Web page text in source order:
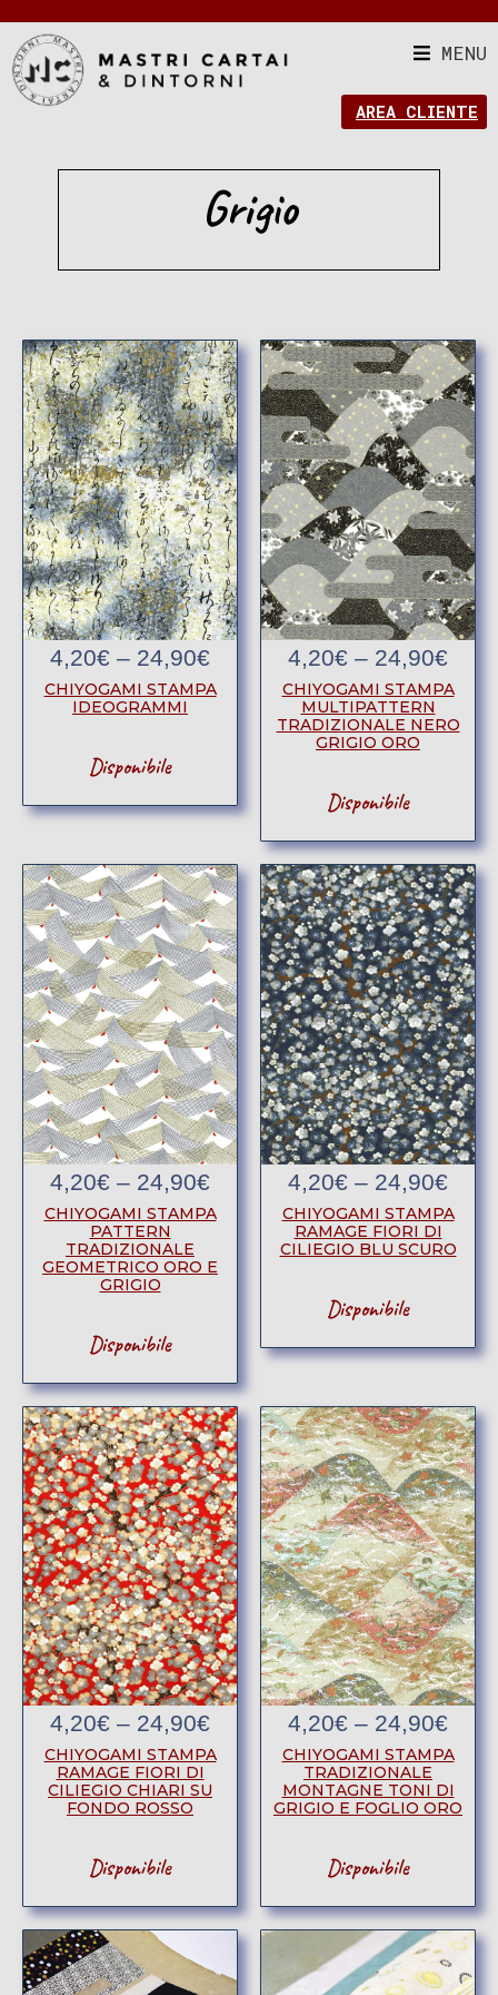
MENU
AREA CLIENTE
Grigio
4,20€ – 24,90€
CHIYOGAMI STAMPA
IDEOGRAMMI
Disponibile
4,20€ – 24,90€
CHIYOGAMI STAMPA
MULTIPATTERN
TRADIZIONALE NERO
GRIGIO ORO
Disponibile
4,20€ – 24,90€
CHIYOGAMI STAMPA
PATTERN
TRADIZIONALE
GEOMETRICO ORO E
GRIGIO
Disponibile
4,20€ – 24,90€
CHIYOGAMI STAMPA
RAMAGE FIORI DI
CILIEGIO BLU SCURO
Disponibile
4,20€ – 24,90€
CHIYOGAMI STAMPA
RAMAGE FIORI DI
CILIEGIO CHIARI SU
FONDO ROSSO
Disponibile
4,20€ – 24,90€
CHIYOGAMI STAMPA
TRADIZIONALE
MONTAGNE TONI DI
GRIGIO E FOGLIO ORO
Disponibile